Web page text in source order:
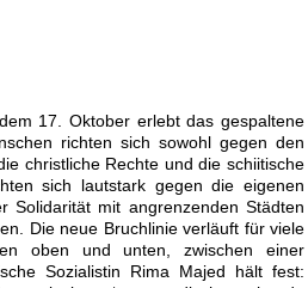
17. Oktober erlebt das gespaltene
richten sich sowohl gegen den
christliche Rechte und die schiitische
sich lautstark gegen die eigenen
Solidarität mit angrenzenden Städten
Die neue Bruchlinie verläuft für viele
oben und unten, zwischen einer
Sozialistin Rima Majed hält fest: